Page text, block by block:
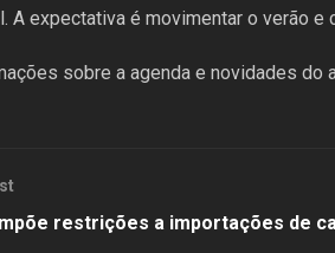
A expectativa é movimentar o verão
sobre a agenda e novidades do
restrições a importações de